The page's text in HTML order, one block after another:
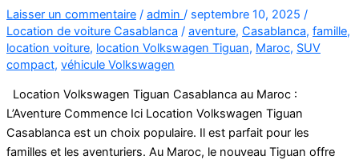
Laisser un commentaire / admin / septembre 10, 2025 /
Location de voiture Casablanca / aventure, Casablanca, famille,
location voiture, location Volkswagen Tiguan, Maroc, SUV
compact, véhicule Volkswagen
Location Volkswagen Tiguan Casablanca au Maroc :
L’Aventure Commence Ici Location Volkswagen Tiguan
Casablanca est un choix populaire. Il est parfait pour les
familles et les aventuriers. Au Maroc, le nouveau Tiguan offre